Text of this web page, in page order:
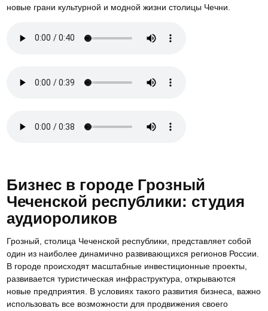
новые грани культурной и модной жизни столицы Чечни.
Бизнес в городе Грозный
Чеченской республики: студия
аудиороликов
Грозный, столица Чеченской республики, представляет собой
один из наиболее динамично развивающихся регионов России.
В городе происходят масштабные инвестиционные проекты,
развивается туристическая инфраструктура, открываются
новые предприятия. В условиях такого развития бизнеса, важно
использовать все возможности для продвижения своего